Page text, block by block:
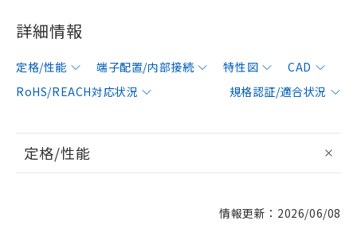
詳細情報
定格/性能 端子配置/内部接続 特性図
CAD
RoHS/REACH対応状況
規格認証/適合状況
定格/性能
情報更新：2026/06/08